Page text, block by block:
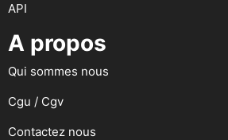
API
A propos
Qui sommes nous
Cgu / Cgv
Contactez nous